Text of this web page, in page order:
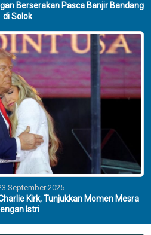
Berserakan Pasca Banjir Bandang
di Solok
September 2025
Kirk, Tunjukkan Momen Mesra
Istri